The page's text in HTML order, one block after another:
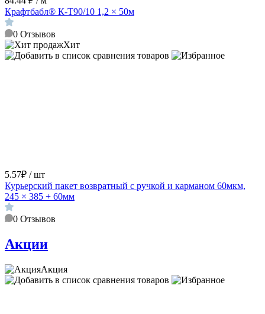
Крафтбабл® К-Т90/10 1,2 × 50м
0 Отзывов
Хит
5.57₽ / шт
Курьерский пакет возвратный с ручкой и карманом 60мкм,
245 × 385 + 60мм
0 Отзывов
Акции
Акция